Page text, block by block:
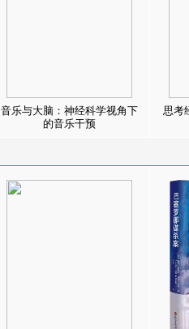
音乐与大脑：神经科学视角下
的音乐干预
思考